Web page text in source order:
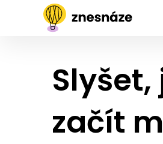
začít